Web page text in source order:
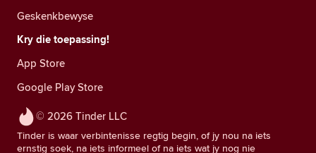
© 2026 Tinder LLC
Tinder is waar verbintenisse regtig begin, of jy nou na iets
ernstig soek, na iets informeel of na iets wat jy nog nie
Geskenkbewyse
Kry die toepassing!
App Store
Google Play Store